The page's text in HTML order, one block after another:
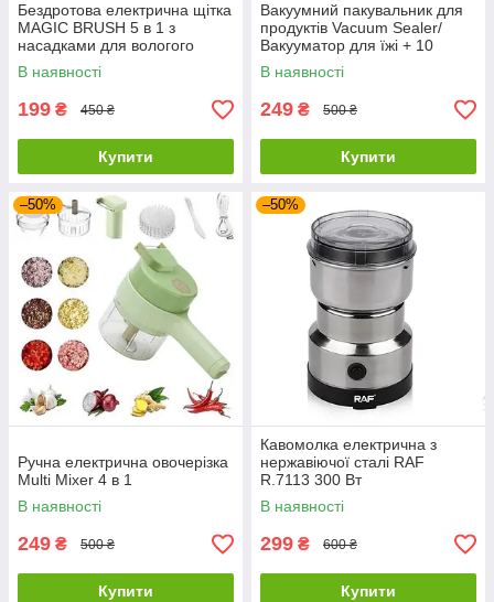
Бездротова електрична щітка
MAGIC BRUSH 5 в 1 з
насадками для вологого
прибирання
В наявності
199 ₴ 450 ₴
Купити
Вакуумний пакувальник для
продуктів Vacuum Sealer/
Вакууматор для їжі + 10
пакетів
В наявності
249 ₴ 500 ₴
Купити
–50%
Ручна електрична овочерізка
Multi Mixer 4 в 1
В наявності
249 ₴ 500 ₴
Купити
–50%
Кавомолка електрична з
нержавіючої сталі RAF
R.7113 300 Вт
В наявності
299 ₴ 600 ₴
Купити